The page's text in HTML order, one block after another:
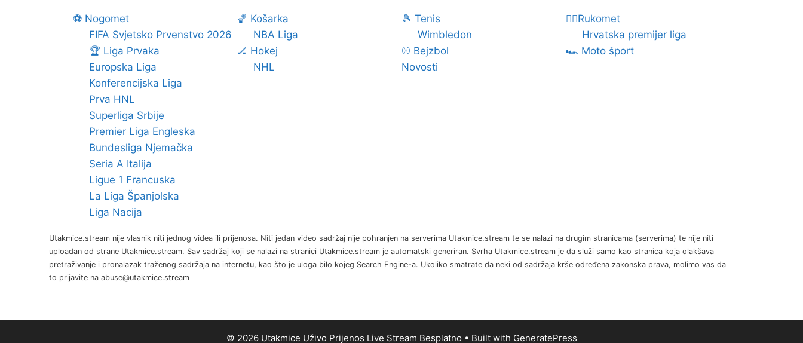
⚽ Nogomet
FIFA Svjetsko Prvenstvo 2026
🏆 Liga Prvaka
Europska Liga
Konferencijska Liga
Prva HNL
Superliga Srbije
Premier Liga Engleska
Bundesliga Njemačka
Seria A Italija
Ligue 1 Francuska
La Liga Španjolska
Liga Nacija
🏀 Košarka
NBA Liga
🎾 Tenis
Wimbledon
🤾‍♂️Rukomet
Hrvatska premijer liga
🏒 Hokej
NHL
⚾ Bejzbol
🏎️ Moto šport
Novosti
Utakmice.stream nije vlasnik niti jednog videa ili prijenosa. Niti jedan video sadržaj nije pohranjen na serverima Utakmice.stream te se nalazi na drugim stranicama (serverima) te nije niti
uploadan od strane Utakmice.stream. Sav sadržaj koji se nalazi na stranici Utakmice.stream je automatski generiran. Svrha Utakmice.stream je da služi samo kao stranica koja olakšava
pretraživanje i pronalazak traženog sadržaja na internetu, kao što je uloga bilo kojeg Search Engine-a. Ukoliko smatrate da neki od sadržaja krše određena zakonska prava, molimo vas da
to prijavite na abuse@utakmice.stream
© 2026 Utakmice Uživo Prijenos Live Stream Besplatno • Built with GeneratePress